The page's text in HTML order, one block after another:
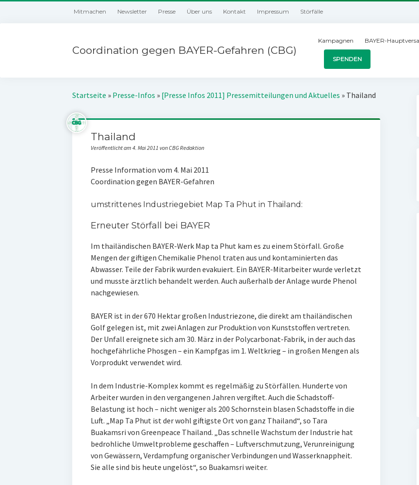
Mitmachen Newsletter Presse Über uns Kontakt Impressum Störfälle
Coordination gegen BAYER-Gefahren (CBG)
Kampagnen BAYER-
SPENDEN
Startseite » Presse-Infos » [Presse Infos 2011] Pressemitteilungen und Aktuelles » Thailand
Thailand
Veröffentlicht am 4. Mai 2011 von CBG Redaktion
Presse Information vom 4. Mai 2011
Coordination gegen BAYER-Gefahren
umstrittenes Industriegebiet Map Ta Phut in Thailand:
Erneuter Störfall bei BAYER
Im thailändischen BAYER-Werk Map ta Phut kam es zu einem Störfall. Große
Mengen der giftigen Chemikalie Phenol traten aus und kontaminierten das
Abwasser. Teile der Fabrik wurden evakuiert. Ein BAYER-Mitarbeiter wurde verletzt
und musste ärztlich behandelt werden. Auch außerhalb der Anlage wurde Phenol
nachgewiesen.
BAYER ist in der 670 Hektar großen Industriezone, die direkt am thailändischen
Golf gelegen ist, mit zwei Anlagen zur Produktion von Kunststoffen vertreten.
Der Unfall ereignete sich am 30. März in der Polycarbonat-Fabrik, in der auch das
hochgefährliche Phosgen – ein Kampfgas im 1. Weltkrieg – in großen Mengen als
Vorprodukt verwendet wird.
In dem Industrie-Komplex kommt es regelmäßig zu Störfällen. Hunderte von
Arbeiter wurden in den vergangenen Jahren vergiftet. Auch die Schadstoff-
Belastung ist hoch – nicht weniger als 200 Schornstein blasen Schadstoffe in die
Luft. „Map Ta Phut ist der wohl giftigste Ort von ganz Thailand“, so Tara
Buakamsri von Greenpeace Thailand. „Das schnelle Wachstum der Industrie hat
bedrohliche Umweltprobleme geschaffen – Luftverschmutzung, Verunreinigung
von Gewässern, Verdampfung organischer Verbindungen und Wasserknappheit.
Sie alle sind bis heute ungelöst“, so Buakamsri weiter.